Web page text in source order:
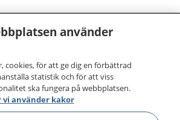
använder
cookies, för att ge dig en förbättrad
statistik och för att viss
ska fungera på webbplatsen.
vi använder kakor